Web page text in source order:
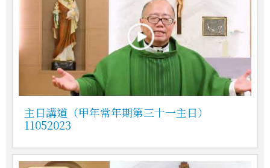
主日講道（甲年常年期第三十一主日）
11052023